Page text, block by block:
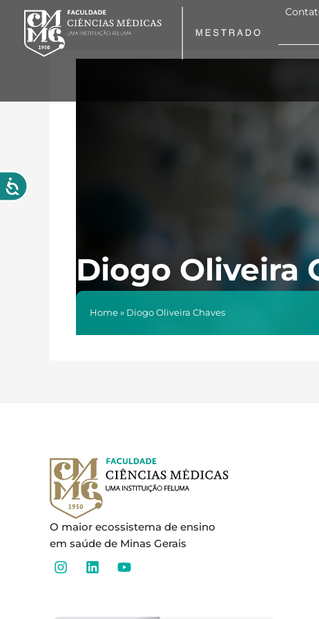
conteúdo
Diogo Oliveira
Home» Diogo Oliveira Chaves
O maior ecossistema de ensino
em saúde de Minas Gerais
I
n
L
i
Y
o